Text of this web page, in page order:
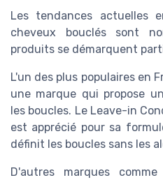
Les tendances actuelles
cheveux bouclés sont
produits se démarquent
L'un des plus populaires en
une marque qui propose
les boucles. Le Leave-in
est apprécié pour sa
définit les boucles sans les
D'autres marques comme